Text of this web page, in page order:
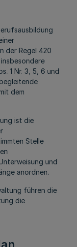
der Regel 420
1 Nr. 3, 5, 6 und
dem
ist die
Stelle
und
anordnen.
führen die
die